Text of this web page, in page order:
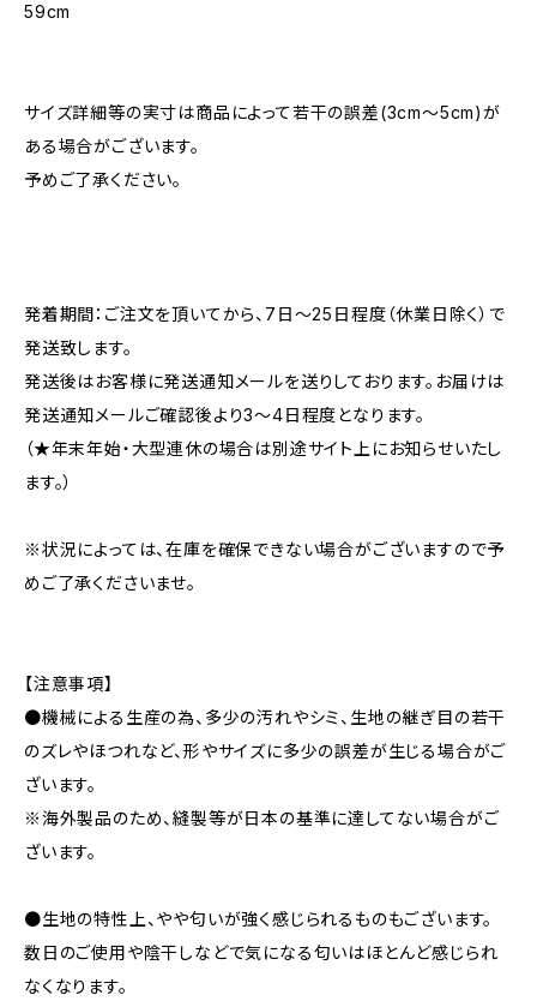
59cm
サイズ詳細等の実寸は商品によって若干の誤差(3cm～5cm)が
ある場合がございます。
予めご了承ください。
発着期間：ご注文を頂いてから、7日～25日程度（休業日除く）で
発送致します。
発送後はお客様に発送通知メールを送りしております。お届けは
発送通知メールご確認後より3～4日程度となります。
（★年末年始・大型連休の場合は別途サイト上にお知らせいたし
ます。）
※状況によっては、在庫を確保できない場合がございますので予
めご了承くださいませ。
【注意事項】
●機械による生産の為、多少の汚れやシミ、生地の継ぎ目の若干
のズレやほつれなど、形やサイズに多少の誤差が生じる場合がご
ざいます。
※海外製品のため、縫製等が日本の基準に達してない場合がご
ざいます。
●生地の特性上、やや匂いが強く感じられるものもございます。
数日のご使用や陰干しなどで気になる匂いはほとんど感じられ
なくなります。